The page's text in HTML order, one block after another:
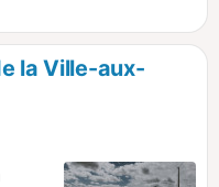
aiment les distances
la Ville-aux-